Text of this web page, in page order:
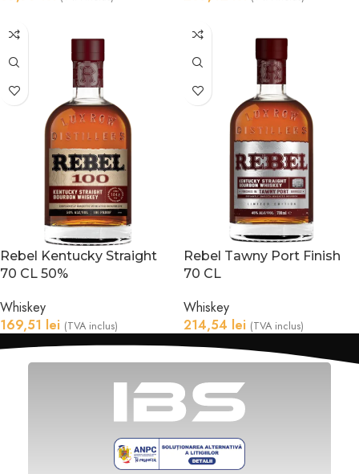
Rebel Kentucky Straight
70 CL 50%
Whiskey
169,51 lei (TVA inclus)
Rebel Tawny Port Finish
70 CL
Whiskey
214,54 lei (TVA inclus)